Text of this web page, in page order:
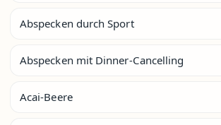
Abspecken durch Sport
Abspecken mit Dinner-Cancelling
Acai-Beere